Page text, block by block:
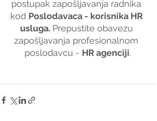
postupak zapošljavanja radnika
kod Poslodavaca - korisnika HR
usluga. Prepustite obavezu
zapošljavanja profesionalnom
poslodavcu - HR agenciji.